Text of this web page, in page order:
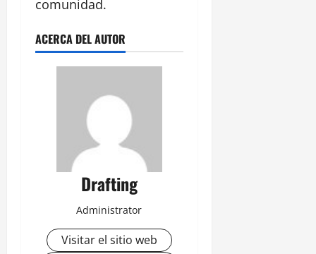
comunidad.
ACERCA DEL AUTOR
Drafting
Administrator
Visitar el sitio web